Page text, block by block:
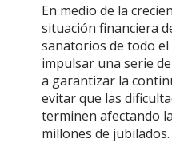
En medio de la
situación financiera
sanatorios de todo
impulsar una serie
a garantizar la
evitar que las
terminen afectando
millones de jubilados.